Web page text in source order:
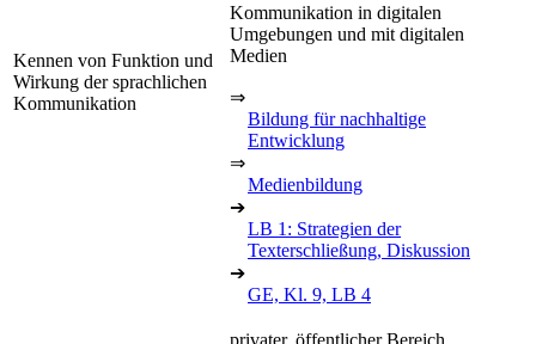
Kennen von Funktion und
Wirkung der sprachlichen
Kommunikation
Kommunikation in digitalen
Umgebungen und mit digitalen
Medien
⇒
Bildung für nachhaltige
Entwicklung
⇒
Medienbildung
➔
LB 1: Strategien der
Texterschließung, Diskussion
➔
GE, Kl. 9, LB 4
privater, öffentlicher Bereich